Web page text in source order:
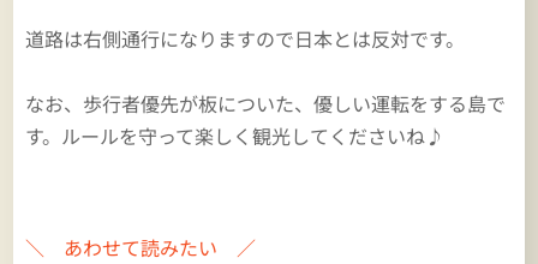
道路は右側通行になりますので日本とは反対です。
なお、歩行者優先が板についた、優しい運転をする島で
す。ルールを守って楽しく観光してくださいね♪
＼ あわせて読みたい ／